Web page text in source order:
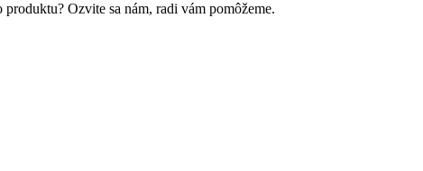
Ozvite sa nám, radi vám pomôžeme.